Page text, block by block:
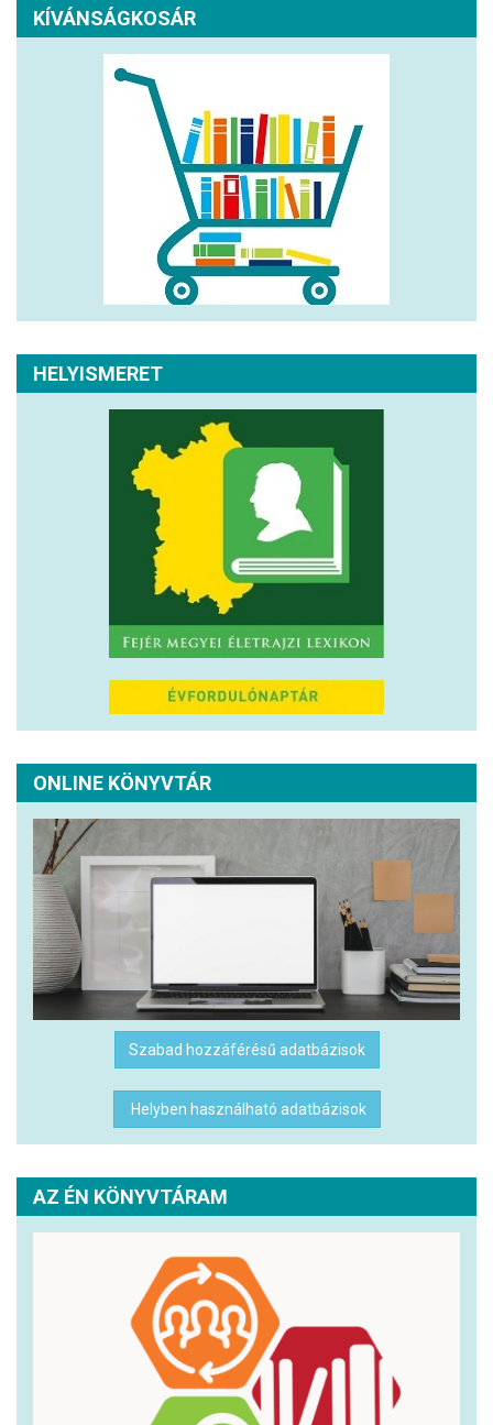
KÍVÁNSÁGKOSÁR
HELYISMERET
ONLINE KÖNYVTÁR
Szabad hozzáférésű adatbázisok
Helyben használható adatbázisok
AZ ÉN KÖNYVTÁRAM